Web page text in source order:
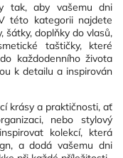
tak, aby vašemu dni
této kategorii najdete
šátky, doplňky do vlasů,
taštičky, které
každodenního života
k detailu a inspirován
krásy a praktičnosti, ať
nebo stylový
kolekcí, která
a dodá vašemu dni